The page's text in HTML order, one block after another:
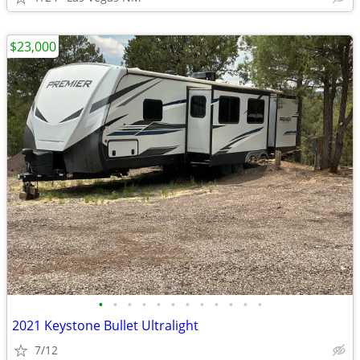
• • • • • • • • • • • •
2021 Keystone Bullet Ultralight
7/12
$23,000